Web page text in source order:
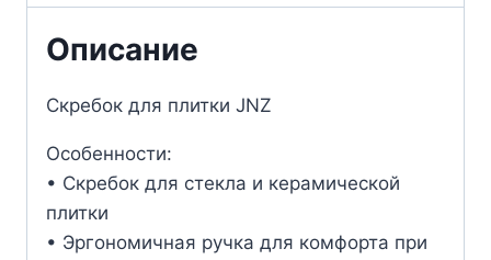
Описание
Скребок для плитки JNZ
Особенности:
• Скребок для стекла и керамической
плитки
• Эргономичная ручка для комфорта при